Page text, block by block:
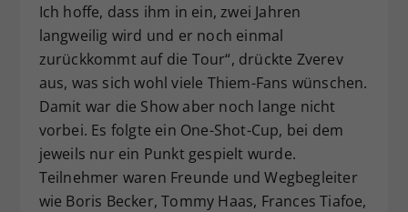
Ich hoffe, dass ihm in ein, zwei Jahren
langweilig wird und er noch einmal
zurückkommt auf die Tour“, drückte Zverev
aus, was sich wohl viele Thiem-Fans wünschen.
Damit war die Show aber noch lange nicht
vorbei. Es folgte ein One-Shot-Cup, bei dem
jeweils nur ein Punkt gespielt wurde.
Teilnehmer waren Freunde und Wegbegleiter
wie Boris Becker, Tommy Haas, Frances Tiafoe,